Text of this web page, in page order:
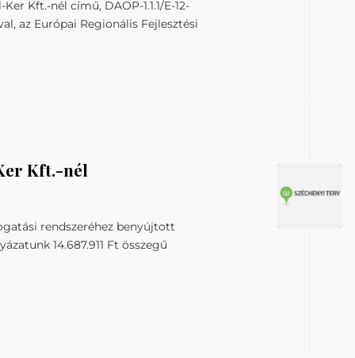
Kft.-nél című, DAOP-1.1.1/E-12-
az Európai Regionális Fejlesztési
Kft.-nél
rendszeréhez benyújtott
14.687.911 Ft összegű